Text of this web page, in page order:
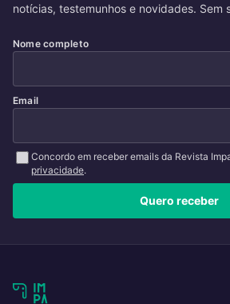
notícias, testemunhos e novidades. Sem
Nome completo
Email
Concordo em receber emails da Revista
privacidade.
Quero receber